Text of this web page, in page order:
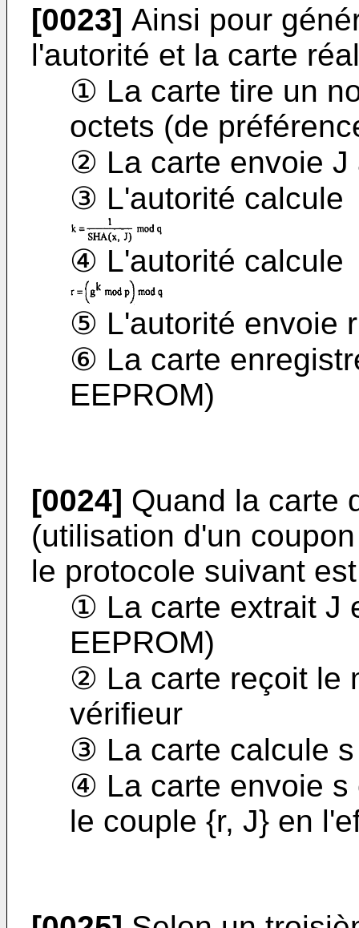
[0023] Ainsi pour
l'autorité et la carte
① La carte tire un
octets (de
② La carte envoie J
③ L'autorité calcule
④ L'autorité calcule
⑤ L'autorité envoie
⑥ La carte
EEPROM)
[0024] Quand la carte
(utilisation d'un
le protocole suivant
① La carte extrait J
EEPROM)
② La carte reçoit le
vérifieur
③ La carte calcule
④ La carte envoie s
le couple {r, J} en